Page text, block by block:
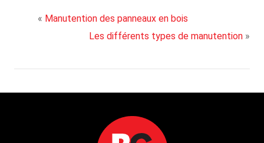
« Manutention des panneaux en bois
Les différents types de manutention »